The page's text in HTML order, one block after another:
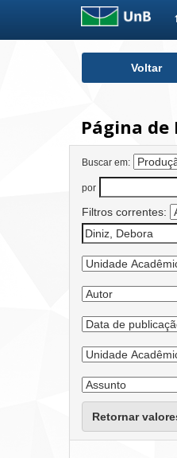
Voltar
Página de
Buscar em:
por
Filtros correntes:
Retornar